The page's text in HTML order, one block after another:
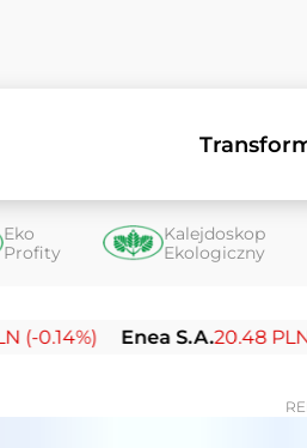
Eko
Profity
Kalejdoskop
Ekologiczny
Enea S.A.20.48 PLN (-0.14%)